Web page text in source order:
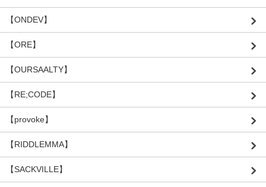
【ONDEV】
【ORE】
【OURSAALTY】
【RE;CODE】
【provoke】
【RIDDLEMMA】
【SACKVILLE】